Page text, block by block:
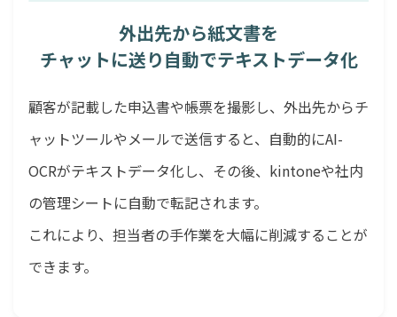
外出先から紙文書を
チャットに送り自動でテキストデータ化
顧客が記載した申込書や帳票を撮影し、外出先からチ
ャットツールやメールで送信すると、自動的にAI-
OCRがテキストデータ化し、その後、kintoneや社内
の管理シートに自動で転記されます。
これにより、担当者の手作業を大幅に削減することが
できます。